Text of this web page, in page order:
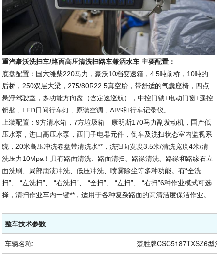
重汽豪沃洗扫车/路面高压清洗扫路车兼洒水车 主要配置：
底盘配置：国六潍柴220马力，豪沃10档变速箱，4.5吨前桥，10吨的
后桥，250双层大梁，275/80R22.5真空胎，带舒适的气囊座椅，四点
悬浮驾驶室，多功能方向盘（含定速巡航），中控门锁+电动门窗+遥控
钥匙，LED日间行车灯，原装空调，ABS和行车记录仪。
上装配置：9方清水箱，7方垃圾箱，康明斯170马力副发动机，国产低
压水泵，进口高压水泵，西门子电器元件，倒车及洗扫状态室内监视系
统，20米高压冲洗卷盘带清洗水**，洗扫面宽度3.5米/清洗宽度4米/清
洗压力10Mpa！具有路面清洗、路面清扫、路缘清洗、路缘和路缘石立
面洗刷、局部顽渍冲洗、低压冲洗、喷雾除尘等多种功能。有“全洗
扫”、 “左洗扫”、 “右洗扫”、 “全扫”、 “左扫”、 “右扫”6种作业模式可选
择，清扫作业车内一键**，适用于各种复杂路面的高清洁度保洁作业。
整车技术参数
车辆名称: 楚胜牌CSC5187TXSZ6型